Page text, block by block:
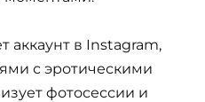
аккаунт в Instagram,
с эротическими
фотосессии и